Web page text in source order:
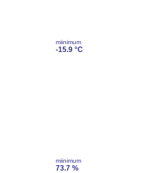
miinimum
-15.9 °C
miinimum
73.7 %